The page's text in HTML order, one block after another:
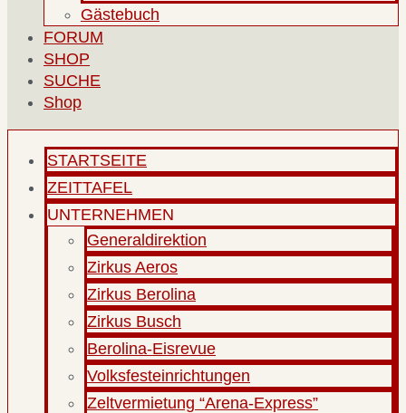
Gästebuch
FORUM
SHOP
SUCHE
Shop
STARTSEITE
ZEITTAFEL
UNTERNEHMEN
Generaldirektion
Zirkus Aeros
Zirkus Berolina
Zirkus Busch
Berolina-Eisrevue
Volksfesteinrichtungen
Zeltvermietung “Arena-Express”